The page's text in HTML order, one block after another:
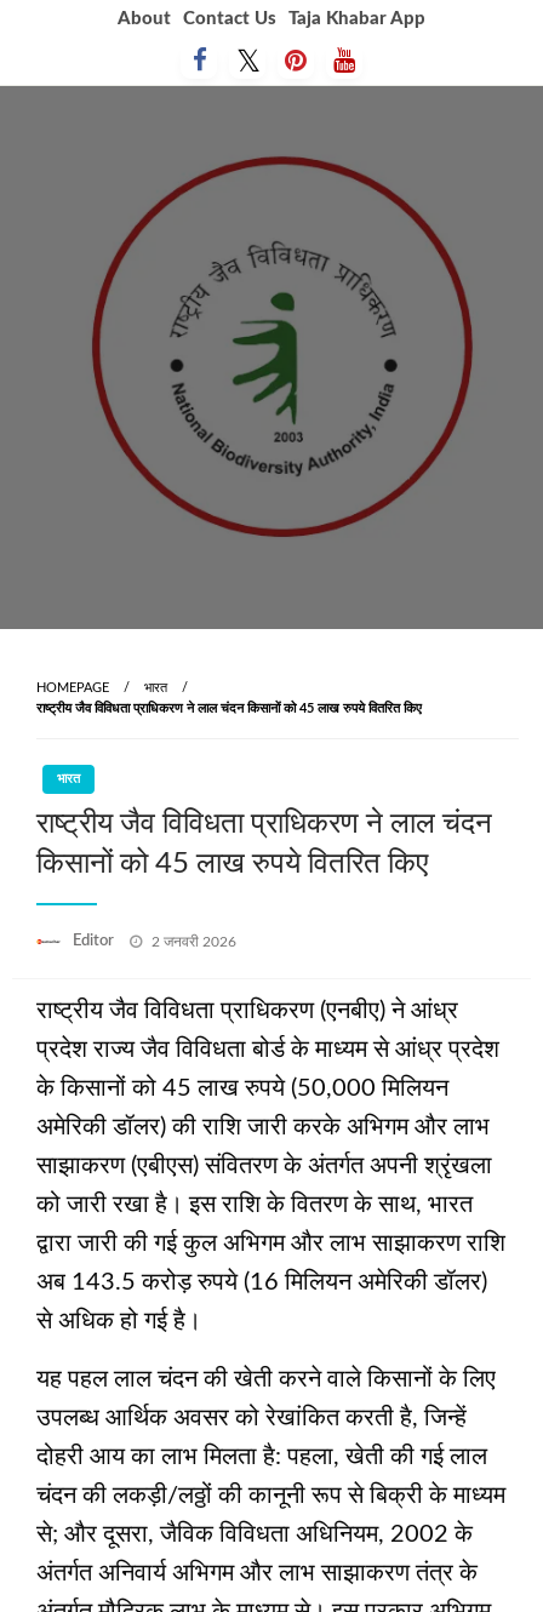
About Contact Us Taja Khabar App
HOMEPAGE
भारत
राष्ट्रीय जैव विविधता प्राधिकरण ने लाल चंदन किसानों को 45 लाख रुपये वितरित किए
भारत
राष्ट्रीय जैव विविधता प्राधिकरण ने लाल चंदन
किसानों को 45 लाख रुपये वितरित किए
Editor
Posted
2 जनवरी 2026
राष्ट्रीय जैव विविधता प्राधिकरण (एनबीए) ने आंध्र
प्रदेश राज्य जैव विविधता बोर्ड के माध्यम से आंध्र प्रदेश
के किसानों को 45 लाख रुपये (50,000 मिलियन
अमेरिकी डॉलर) की राशि जारी करके अभिगम और लाभ
साझाकरण (एबीएस) संवितरण के अंतर्गत अपनी श्रृंखला
को जारी रखा है। इस राशि के वितरण के साथ, भारत
द्वारा जारी की गई कुल अभिगम और लाभ साझाकरण राशि
अब 143.5 करोड़ रुपये (16 मिलियन अमेरिकी डॉलर)
से अधिक हो गई है।
यह पहल लाल चंदन की खेती करने वाले किसानों के लिए
उपलब्ध आर्थिक अवसर को रेखांकित करती है, जिन्हें
दोहरी आय का लाभ मिलता है: पहला, खेती की गई लाल
चंदन की लकड़ी/लठ्ठों की कानूनी रूप से बिक्री के माध्यम
से; और दूसरा, जैविक विविधता अधिनियम, 2002 के
अंतर्गत अनिवार्य अभिगम और लाभ साझाकरण तंत्र के